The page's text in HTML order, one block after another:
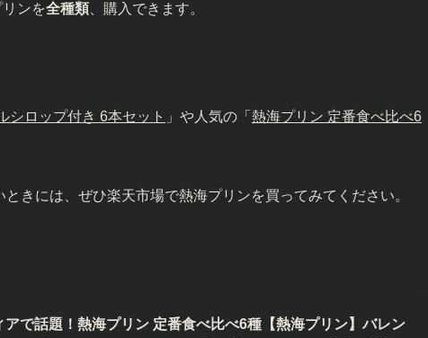
ンを全種類 、購入できます。
シロップ付き 6本セット 」や人気の「 熱海プリン 定番食べ比べ6
きには、ぜひ楽天市場で熱海プリンを買ってみてください。
アで話題！熱海プリン 定番食べ比べ6種【熱海プリン】バレン